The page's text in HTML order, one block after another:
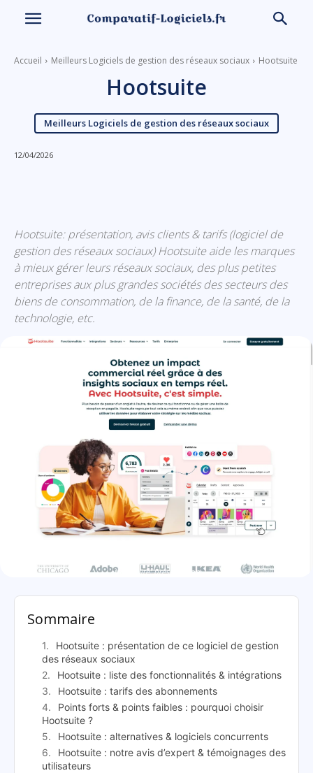
Accueil Meilleurs Logiciels de gestion des réseaux sociaux Hootsuite
Hootsuite
Meilleurs Logiciels de gestion des réseaux sociaux
12/04/2026
Hootsuite: présentation, avis clients & tarifs (logiciel de
gestion des réseaux sociaux) Hootsuite aide les marques
à mieux gérer leurs réseaux sociaux, des plus petites
entreprises aux plus grandes sociétés des secteurs des
biens de consommation, de la finance, de la santé, de la
technologie, etc.
Hootsuite: présentation
Sommaire
Hootsuite : présentation de ce logiciel de gestion
des réseaux sociaux
Hootsuite : liste des fonctionnalités & intégrations
Hootsuite : tarifs des abonnements
Points forts & points faibles : pourquoi choisir
Hootsuite ?
Hootsuite : alternatives & logiciels concurrents
Hootsuite : notre avis d’expert & témoignages des
utilisateurs